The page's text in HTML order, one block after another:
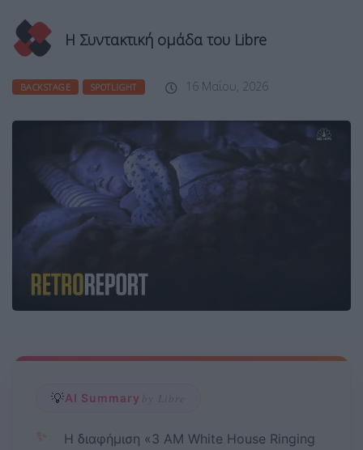
Η Συντακτική ομάδα του Libre
BACKSTAGE SPOTLIGHT 16 Μαΐου, 2026
💡AI Summary by Libre
✨
Η διαφήμιση «3 AM White House Ringing